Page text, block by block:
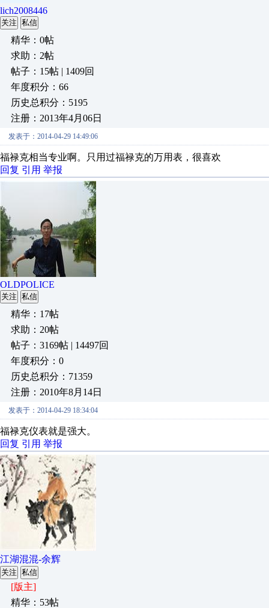
lich2008446
关注 私信
精华：0帖
求助：2帖
帖子：15帖 | 1409回
年度积分：66
历史总积分：5195
注册：2013年4月06日
发表于：2014-04-29 14:49:06
福禄克相当专业啊。只用过福禄克的万用表，很喜欢
回复 引用 举报
OLDPOLICE
关注 私信
精华：17帖
求助：20帖
帖子：3169帖 | 14497回
年度积分：0
历史总积分：71359
注册：2010年8月14日
发表于：2014-04-29 18:34:04
福禄克仪表就是强大。
回复 引用 举报
江湖混混-余辉
关注 私信
[版主]
精华：53帖